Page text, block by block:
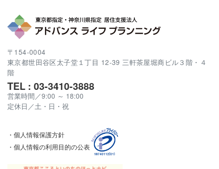
〒154-0004
東京都世田谷区太子堂１丁目 12-39 三軒茶屋堀商ビル３階・４
階
TEL : 03-3410-3888
営業時間／9:00 ～ 18:00
定休日／土・日・祝
・個人情報保護方針
・個人情報の利用目的の公表